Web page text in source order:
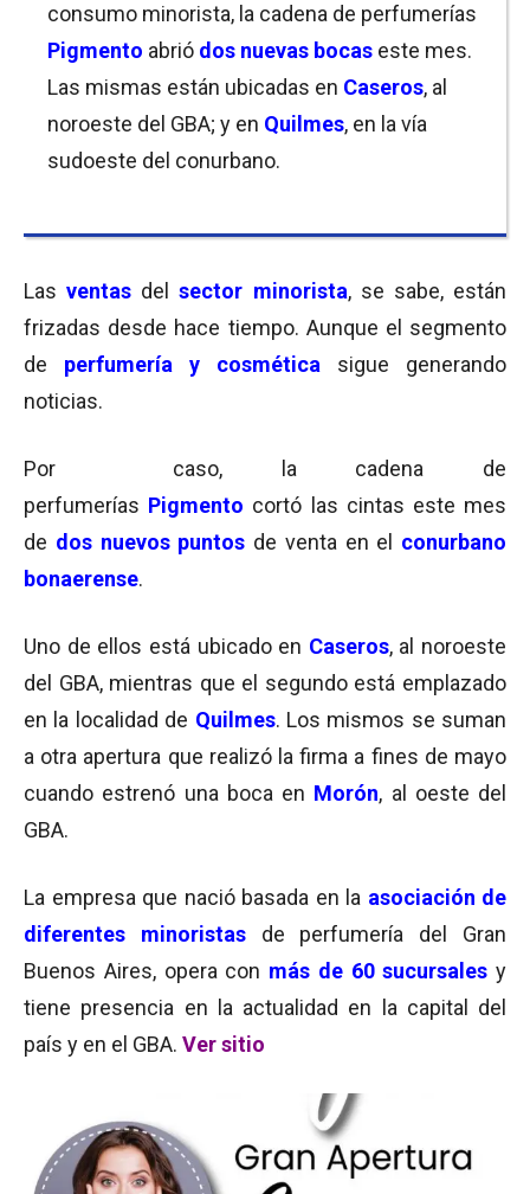
consumo minorista, la cadena de perfumerías
Pigmento abrió dos nuevas bocas este mes.
Las mismas están ubicadas en Caseros, al
noroeste del GBA; y en Quilmes, en la vía
sudoeste del conurbano.
Lasventas delsector minorista, se sabe, están
frizadas desde hace tiempo. Aunque el segmento
de perfumería y cosmética
sigue generando
noticias.
Por caso, la cadena de
perfumerías Pigmento cortó las cintas este mes
de dos nuevos puntos de venta en el conurbano
bonaerense.
Uno de ellos está ubicado en Caseros, al noroeste
del GBA, mientras que el segundo está emplazado
en la localidad de Quilmes. Los mismos se suman
a otra apertura que realizó la firma a fines de mayo
cuando estrenó una boca en Morón, al oeste del
GBA.
La empresa que nació basada en la asociación de
diferentes minoristasde perfumería del Gran
Buenos Aires, opera con más de 60 sucursales y
tiene presencia en la actualidad en la capital del
país y en el GBA. Ver sitio